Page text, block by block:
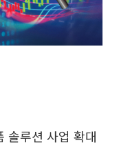
솔루션 사업 확대